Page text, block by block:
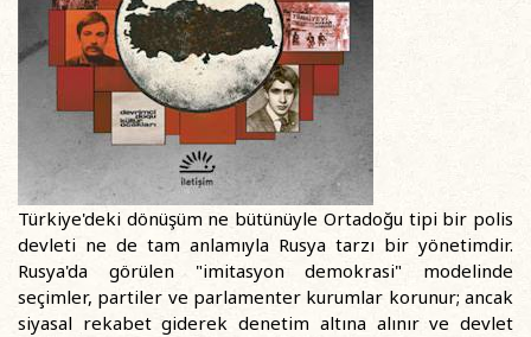
Türkiye'deki dönüşüm ne bütünüyle Ortadoğu tipi bir polis
devleti ne de tam anlamıyla Rusya tarzı bir yönetimdir.
Rusya'da görülen "imitasyon demokrasi" modelinde
seçimler, partiler ve parlamenter kurumlar korunur; ancak
siyasal rekabet giderek denetim altına alınır ve devlet